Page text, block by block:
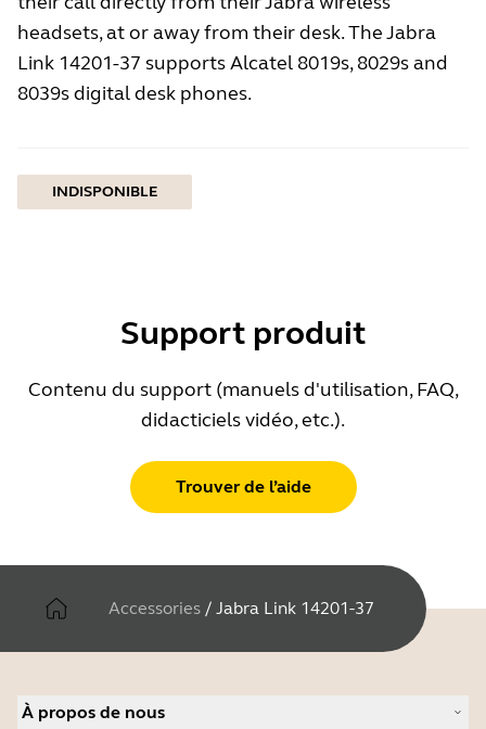
headsets, at or away from their desk. The Jabra
Link 14201-37 supports Alcatel 8019s, 8029s and
8039s digital desk phones.
INDISPONIBLE
Support produit
Contenu du support (manuels d'utilisation, FAQ,
didacticiels vidéo, etc.).
Trouver de l’aide
Accessories / Jabra Link 14201-37
À propos de nous